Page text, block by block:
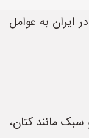
ایران به عوامل
مانند کتان،